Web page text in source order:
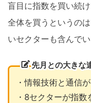
盲目に指数を買い続
全体を買うというの
いセクターも含んで
先月との大きな
・情報技術と通信
・8セクターが指数